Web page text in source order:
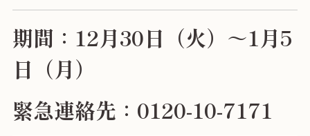
期間：12月30日（火）～1月5
日（月）
緊急連絡先：0120-10-7171